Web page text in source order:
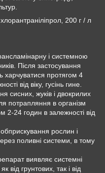
200 г / л
і системною
Після застосування
харчуватися протягом 4
від віку, гусінь гине.
сисних, жуків і двокрилих
потрапляння в організм
2-24 годин в залежності від
рослин і
поливні системи, в тому
виявляє системні
від грунтових, так і від